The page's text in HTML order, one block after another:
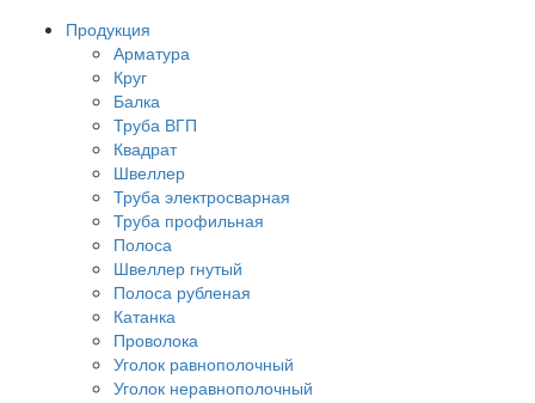
Продукция
Арматура
Круг
Балка
Труба ВГП
Квадрат
Швеллер
Труба электросварная
Труба профильная
Полоса
Швеллер гнутый
Полоса рубленая
Катанка
Проволока
Уголок равнополочный
Уголок неравнополочный